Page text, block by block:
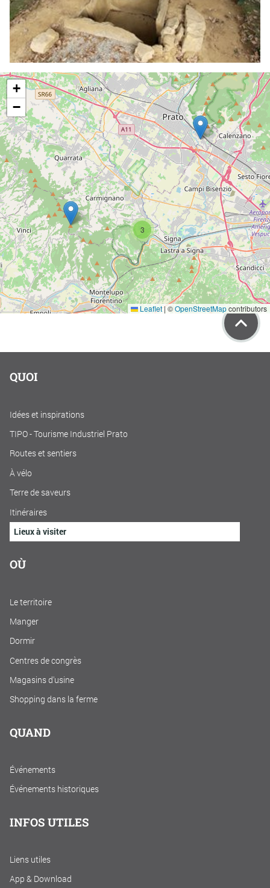
3
+
−
Leaflet | ©OpenStreetMapcontributors
QUOI
Idées et inspirations
TIPO - Tourisme Industriel Prato
Routes et sentiers
À vélo
Terre de saveurs
Itinéraires
Lieux à visiter
OÙ
Le territoire
Manger
Dormir
Centres de congrès
Magasins d'usine
Shopping dans la ferme
QUAND
Événements
Événements historiques
INFOS UTILES
Liens utiles
App & Download